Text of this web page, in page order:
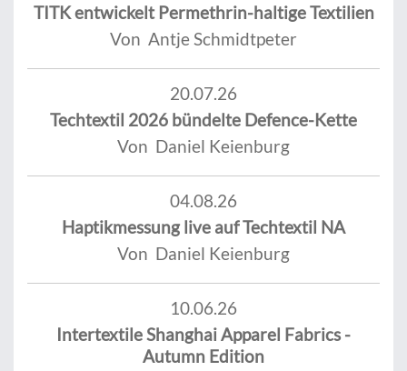
TITK entwickelt Permethrin-haltige Textilien
Von Antje Schmidtpeter
20.07.26
Techtextil 2026 bündelte Defence-Kette
Von Daniel Keienburg
04.08.26
Haptikmessung live auf Techtextil NA
Von Daniel Keienburg
10.06.26
Intertextile Shanghai Apparel Fabrics -
Autumn Edition